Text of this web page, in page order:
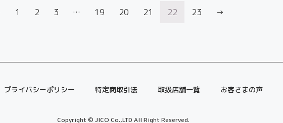
1 2 3 … 19 20 21 22 23 →
プライバシーポリシー 特定商取引法 取扱店舗一覧 お客さまの声
Copyright © JICO Co.,LTD All Right Reserved.